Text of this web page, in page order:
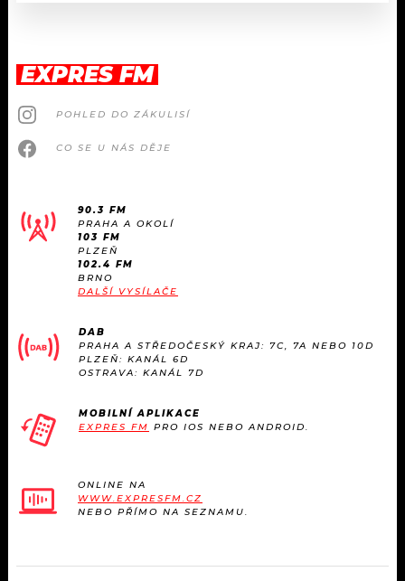
EXPRES FM
POHLED DO ZÁKULISÍ
CO SE U NÁS DĚJE
90.3 FM
PRAHA A OKOLÍ
103 FM
PLZEŇ
102.4 FM
BRNO
DALŠÍ VYSÍLAČE
DAB
PRAHA A STŘEDOČESKÝ KRAJ: 7C, 7A NEBO 10D
PLZEŇ: KANÁL 6D
OSTRAVA: KANÁL 7D
MOBILNÍ APLIKACE
EXPRES FM PRO IOS NEBO ANDROID.
ONLINE NA
WWW.EXPRESFM.CZ
NEBO PŘÍMO NA SEZNAMU.